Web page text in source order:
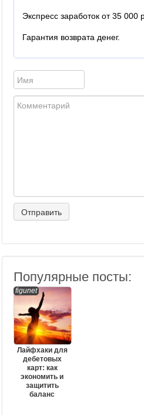
Экспресс заработок от 35 000
Гарантия возврата денег.
Популярные посты:
figunet
Лайфхаки для
дебетовых
карт: как
экономить и
защитить
баланс